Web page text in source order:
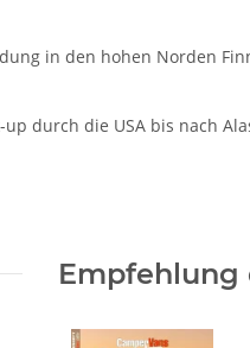
in den hohen Norden
durch die USA bis nach
Empfehlung